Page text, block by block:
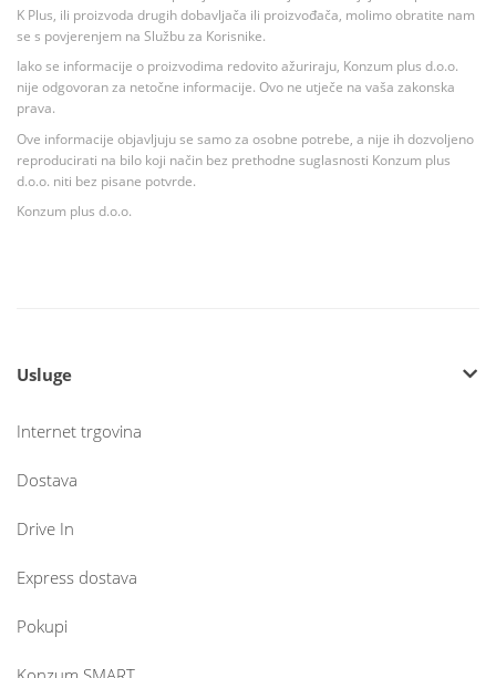
K Plus, ili proizvoda drugih dobavljača ili proizvođača, molimo obratite nam
se s povjerenjem na Službu za Korisnike.
Iako se informacije o proizvodima redovito ažuriraju, Konzum plus d.o.o.
nije odgovoran za netočne informacije. Ovo ne utječe na vaša zakonska
prava.
Ove informacije objavljuju se samo za osobne potrebe, a nije ih dozvoljeno
reproducirati na bilo koji način bez prethodne suglasnosti Konzum plus
d.o.o. niti bez pisane potvrde.
Konzum plus d.o.o.
Usluge
Internet trgovina
Dostava
Drive In
Express dostava
Pokupi